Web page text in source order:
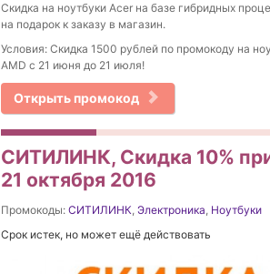
Cкидка на ноутбуки Acer на базе гибридных
на подарок к заказу в магазин.
Условия: Скидка 1500 рублей по промокоду на
AMD с 21 июня до 21 июля!
Открыть промокод
СИТИЛИНК, Скидка 10%
21 октября 2016
Промокоды: СИТИЛИНК, Электроника, Ноутбуки
Срок истек, но может ещё действовать